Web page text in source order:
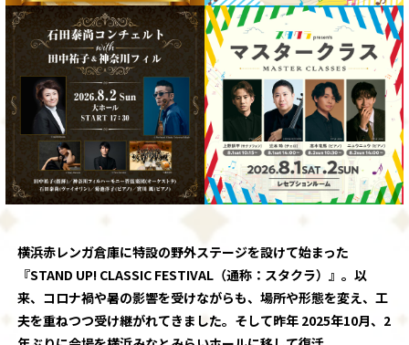
横浜赤レンガ倉庫に特設の野外ステージを設けて始まった
『STAND UP! CLASSIC FESTIVAL（通称：スタクラ）』。以
来、コロナ禍や暑の影響を受けながらも、場所や形態を変え、工
夫を重ねつつ受け継がれてきました。そして昨年 2025年10月、2